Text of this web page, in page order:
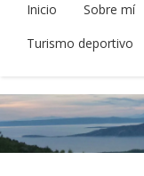
Inicio Sobre mí
Turismo deportivo